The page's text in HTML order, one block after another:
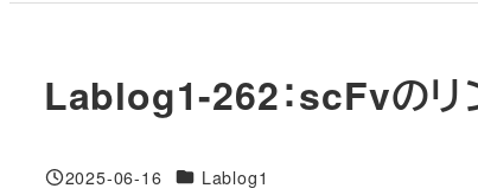
Lablog1-262：scFvのリ
2025-06-16 対象DBLablog1